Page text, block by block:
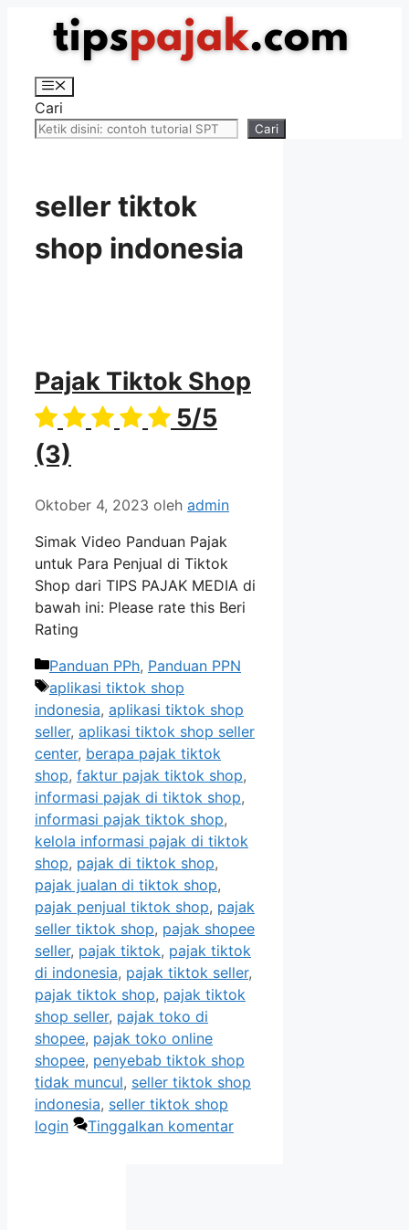
Langsung
Menu
Cari
Cari
seller tiktok
shop indonesia
Pajak Tiktok Shop
5/5
(3)
Oktober 4, 2023 oleh admin
Simak Video Panduan Pajak
untuk Para Penjual di Tiktok
Shop dari TIPS PAJAK MEDIA di
bawah ini: Please rate this Beri
Rating
Kategori
Panduan PPh, Panduan PPN
Tag
aplikasi tiktok shop
indonesia, aplikasi tiktok shop
seller, aplikasi tiktok shop seller
center, berapa pajak tiktok
shop, faktur pajak tiktok shop,
informasi pajak di tiktok shop,
informasi pajak tiktok shop,
kelola informasi pajak di tiktok
shop, pajak di tiktok shop,
pajak jualan di tiktok shop,
pajak penjual tiktok shop, pajak
seller tiktok shop, pajak shopee
seller, pajak tiktok, pajak tiktok
di indonesia, pajak tiktok seller,
pajak tiktok shop, pajak tiktok
shop seller, pajak toko di
shopee, pajak toko online
shopee, penyebab tiktok shop
tidak muncul, seller tiktok shop
indonesia, seller tiktok shop
login
Tinggalkan komentar